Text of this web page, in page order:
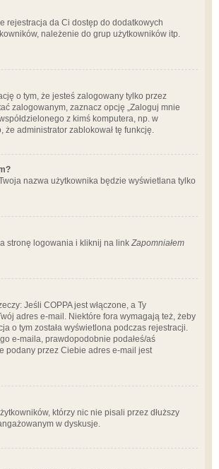
rejestracja da Ci dostęp do dodatkowych
należenie do grup użytkowników itp.
o tym, że jesteś zalogowany tylko przez
zalogowanym, zaznacz opcję „Zaloguj mnie
z kimś komputera, np. w
administrator zablokował tę funkcję.
nazwa użytkownika będzie wyświetlana tylko
stronę logowania i kliknij na link Zapomniałem
Jeśli COPPA jest włączone, a Ty
adres e-mail. Niektóre fora wymagają też, żeby
o tym została wyświetlona podczas rejestracji.
e-maila, prawdopodobnie podałeś/aś
podany przez Ciebie adres e-mail jest
którzy nic nie pisali przez dłuższy
w dyskusje.